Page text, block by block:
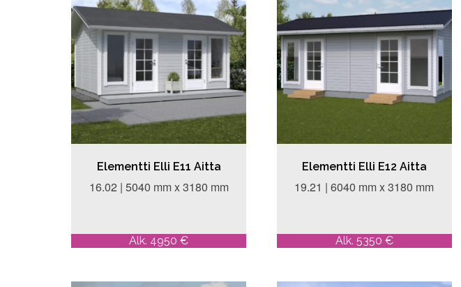
Elementti Elli E11 Aitta
16.02 | 5040 mm x 3180 mm
Alk. 4950 €
Elementti Elli E12 Aitta
19.21 | 6040 mm x 3180 mm
Alk. 5350 €